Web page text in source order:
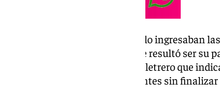
El importe de los presupuestos lo ingresaban
del investigado y una mujer, que resultó ser
encuentra actualmente con un letrero que
dejando a muchos de sus pacientes sin